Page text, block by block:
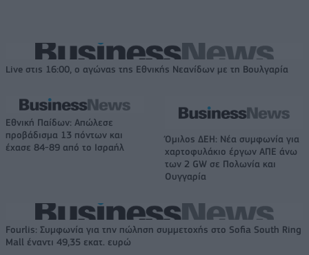
Live στις 16:00, ο αγώνας της Εθνικής Νεανίδων με τη Βουλγαρία
Εθνική Παίδων: Απώλεσε
προβάδισμα 13 πόντων και
έχασε 84-89 από το Ισραήλ
Όμιλος ΔΕΗ: Νέα συμφωνία για
χαρτοφυλάκιο έργων ΑΠΕ άνω
των 2 GW σε Πολωνία και
Ουγγαρία
Fourlis: Συμφωνία για την πώληση συμμετοχής στο Sofia South Ring
Mall έναντι 49,35 εκατ. ευρώ